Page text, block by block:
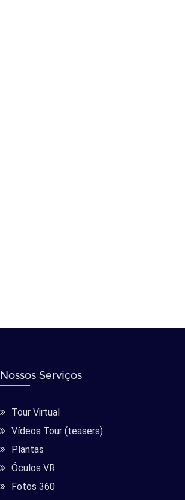
Nossos Serviços
Tour Virtual
Vídeos Tour (teasers)
Plantas
Óculos VR
Fotos 360